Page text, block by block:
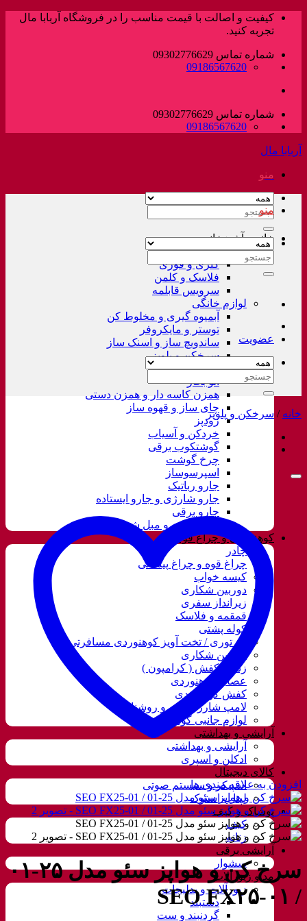
پرش
کیفیت و اصالت با قیمت مناسب را در فروشگاه آربابا مال
تجربه کنید.
شماره تماس 09302776629
09186567620
شماره تماس 09302776629
09186567620
آربابا مال
منو
جستجو
خانه و آشپزخانه
لوازم خانگی غیر برقی
کتری و قوری
فلاسک و کلمن
سرویس قابلمه
لوازم خانگی
آبمیوه گیری و مخلوط کن
توستر و مایکروفر
ساندویچ ساز و اسنک ساز
سرخکن و پلوپز
غذاساز
اتو بخار
همزن کاسه دار و همزن دستی
چای ساز و قهوه ساز
زودپز
خردکن و آسیاب
گوشتکوب برقی
چرخ گوشت
اسپرسوساز
جارو رباتیک
جارو شارژی و جارو ایستاده
جارو برقی
فرش شور و مبل شور
کوهنوردی و چراغ قوه
چادر
چراغ قوه و چراغ پیشانی
کیسه خواب
دوربین شکاری
زیرانداز سفری
قمقمه و فلاسک
کوله پشتی
ننو توری / تخت آویز کوهنوردی مسافرتی
دوربین شکاری
زنجیر کفش ( کرامپون )
عصای کوهنوردی
کفش کوهنوردی
لامپ شارژی، نور و روشنایی
لوازم جانبی کوهنوردی
آرایشی و بهداشتی
آرایشی و بهداشتی
ادکلن و اسپری
کالای دیجیتال
اسپیکر و سیستم صوتی
لپتاب استوک
پوشاک و کیف
کیف
زنانه
آرایشی برقی
سشوار
مد و زیورآلات
زیورآلات و بدلیجات
دستبند
گردنبند و ست
منو
جستجو
عضویت
جستجو
خانه / سرخکن و پلوپز
افزودن به علاقه مندی ها
سرخ کن و هواپز سئو مدل ۲۵-۰۱
/ SEO FX۲۵-۰۱